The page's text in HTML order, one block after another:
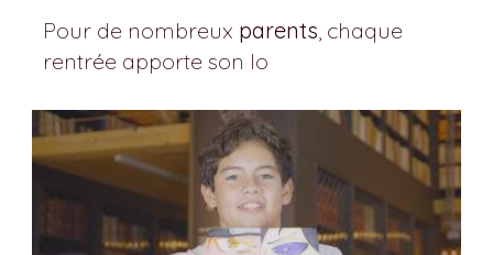
Pour de nombreux parents , chaque
rentrée apporte son lo